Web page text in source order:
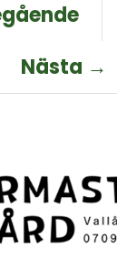
Nästa →